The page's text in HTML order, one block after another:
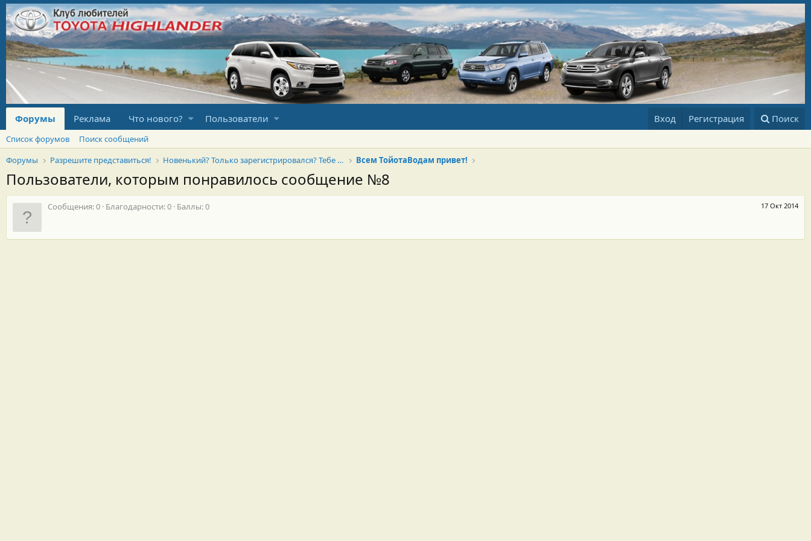
Форумы Реклама Что нового? Пользователи Вход Регистрация Поиск
Список форумов
Поиск сообщений
Форумы
Разрешите представиться! Новенький? Только зарегистрировался? Тебе сюда! Всем ТойотаВодам привет!
Пользователи, которым понравилось сообщение №8
17 Окт 2014
Сообщения 0 Благодарности 0 Баллы 0